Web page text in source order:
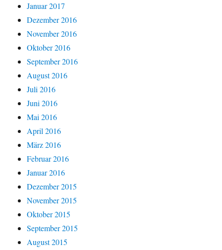
Januar 2017
Dezember 2016
November 2016
Oktober 2016
September 2016
August 2016
Juli 2016
Juni 2016
Mai 2016
April 2016
März 2016
Februar 2016
Januar 2016
Dezember 2015
November 2015
Oktober 2015
September 2015
August 2015